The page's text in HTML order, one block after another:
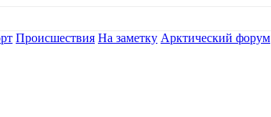
Происшествия На заметку Арктический форум